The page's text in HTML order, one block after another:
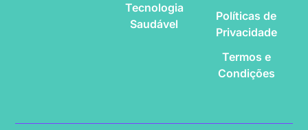
Tecnologia
Saudável
Políticas de
Privacidade
Termos e
Condições